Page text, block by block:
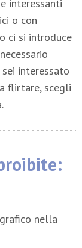
interessanti
o con
ci si introduce
sei interessato
flirtare, scegli
nella